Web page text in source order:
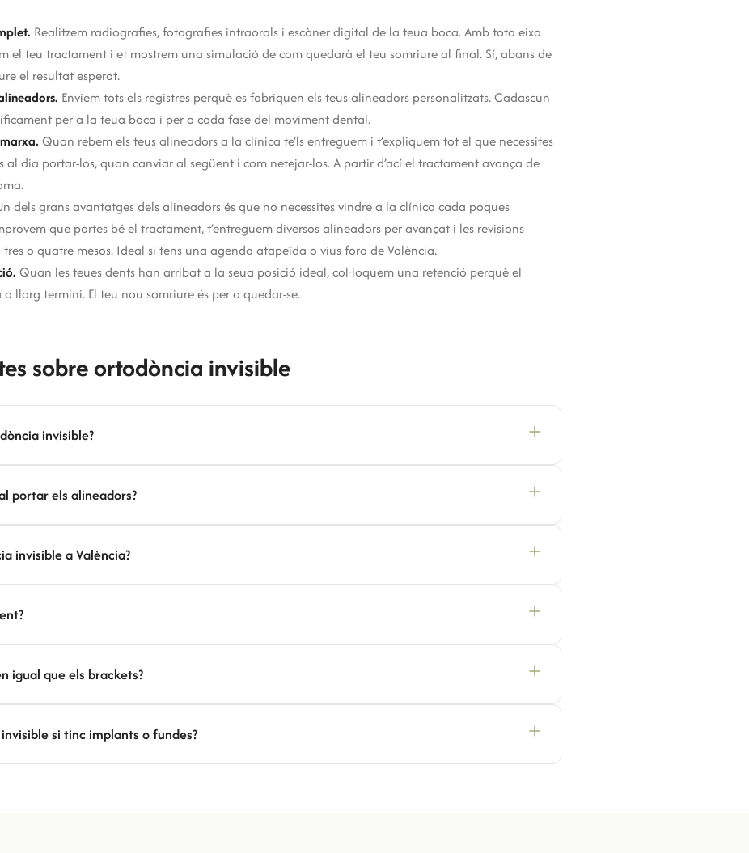
Realitzem radiografies, fotografies intraorals i escàner digital de la teua boca. Amb tota eixa
el teu tractament i et mostrem una simulació de com quedarà el teu somriure al final. Sí, abans de
el resultat esperat.
Enviem tots els registres perquè es fabriquen els teus alineadors personalitzats. Cadascun
per a la teua boca i per a cada fase del moviment dental.
Quan rebem els teus alineadors a la clínica te’ls entreguem i t’expliquem tot el que necessites
al dia portar-los, quan canviar al següent i com netejar-los. A partir d’ací el tractament avança de
dels grans avantatges dels alineadors és que no necessites vindre a la clínica cada poques
que portes bé el tractament, t’entreguem diversos alineadors per avançat i les revisions
tres o quatre mesos. Ideal si tens una agenda atapeïda o vius fora de València.
Quan les teues dents han arribat a la seua posició ideal, col·loquem una retenció perquè el
llarg termini. El teu nou somriure és per a quedar-se.
sobre ortodòncia invisible
invisible?
portar els alineadors?
invisible a València?
igual que els brackets?
si tinc implants o fundes?